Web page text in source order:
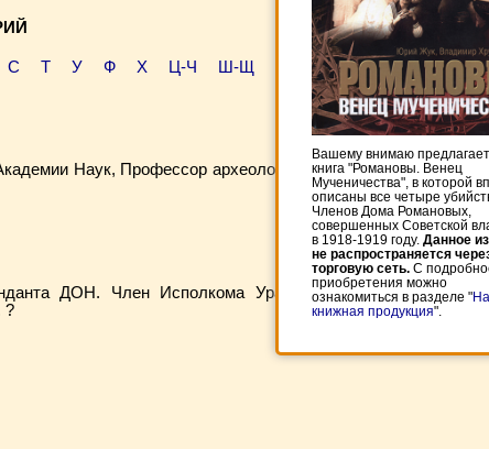
Вашему внимаю предлагается
книга "Романовы. Венец
Мученичества", в которой впервые
описаны все четыре убийства
Членов Дома Романовых,
совершенных Советской властью
в 1918-1919 году.Данное издание
не распространяется через
торговую сеть.С подробностями
приобретения можно
ознакомиться в разделе "Наша
книжная продукция ".
С Т У Ф Х Ц-Ч Ш-Щ
Наук, Профессор археологии. (См.
ДОН. Член Исполкома Уральского
?